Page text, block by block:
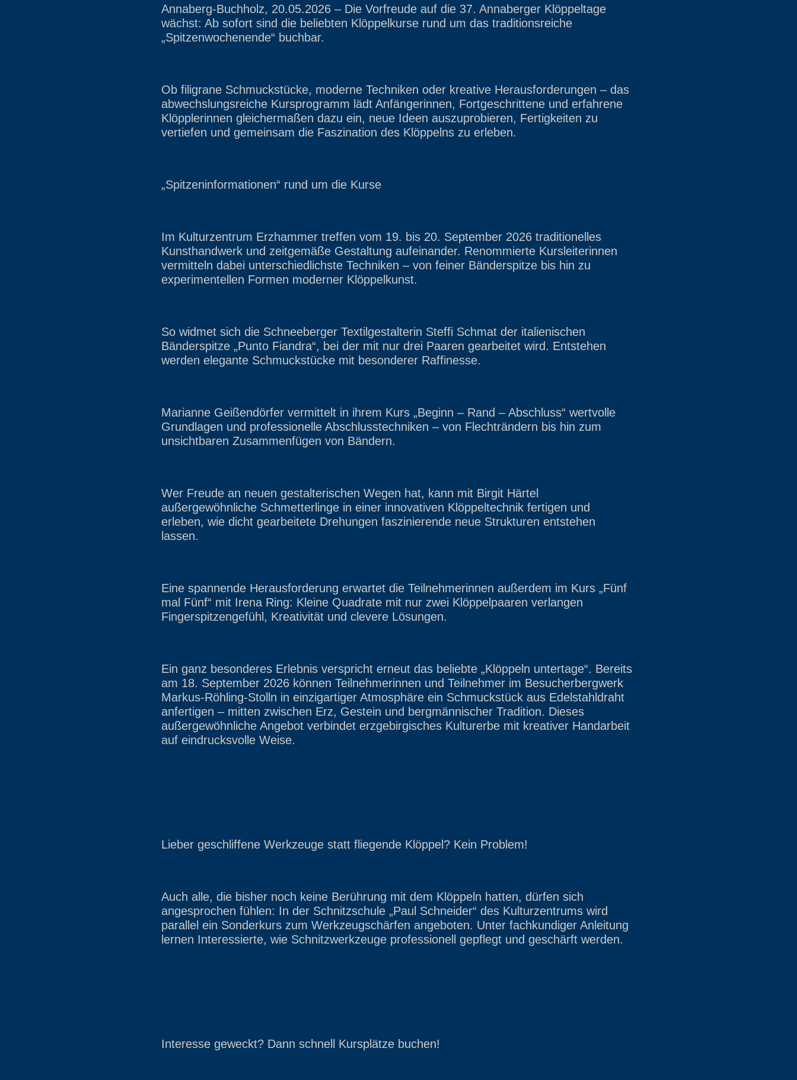
Annaberg-Buchholz, 20.05.2026 – Die Vorfreude auf die 37. Annaberger Klöppeltage
wächst: Ab sofort sind die beliebten Klöppelkurse rund um das traditionsreiche
„Spitzenwochenende“ buchbar.
Ob filigrane Schmuckstücke, moderne Techniken oder kreative Herausforderungen – das
abwechslungsreiche Kursprogramm lädt Anfängerinnen, Fortgeschrittene und erfahrene
Klöpplerinnen gleichermaßen dazu ein, neue Ideen auszuprobieren, Fertigkeiten zu
vertiefen und gemeinsam die Faszination des Klöppelns zu erleben.
„Spitzeninformationen“ rund um die Kurse
Im Kulturzentrum Erzhammer treffen vom 19. bis 20. September 2026 traditionelles
Kunsthandwerk und zeitgemäße Gestaltung aufeinander. Renommierte Kursleiterinnen
vermitteln dabei unterschiedlichste Techniken – von feiner Bänderspitze bis hin zu
experimentellen Formen moderner Klöppelkunst.
So widmet sich die Schneeberger Textilgestalterin Steffi Schmat der italienischen
Bänderspitze „Punto Fiandra“, bei der mit nur drei Paaren gearbeitet wird. Entstehen
werden elegante Schmuckstücke mit besonderer Raffinesse.
Marianne Geißendörfer vermittelt in ihrem Kurs „Beginn – Rand – Abschluss“ wertvolle
Grundlagen und professionelle Abschlusstechniken – von Flechträndern bis hin zum
unsichtbaren Zusammenfügen von Bändern.
Wer Freude an neuen gestalterischen Wegen hat, kann mit Birgit Härtel
außergewöhnliche Schmetterlinge in einer innovativen Klöppeltechnik fertigen und
erleben, wie dicht gearbeitete Drehungen faszinierende neue Strukturen entstehen
lassen.
Eine spannende Herausforderung erwartet die Teilnehmerinnen außerdem im Kurs „Fünf
mal Fünf“ mit Irena Ring: Kleine Quadrate mit nur zwei Klöppelpaaren verlangen
Fingerspitzengefühl, Kreativität und clevere Lösungen.
Ein ganz besonderes Erlebnis verspricht erneut das beliebte „Klöppeln untertage“. Bereits
am 18. September 2026 können Teilnehmerinnen und Teilnehmer im Besucherbergwerk
Markus-Röhling-Stolln in einzigartiger Atmosphäre ein Schmuckstück aus Edelstahldraht
anfertigen – mitten zwischen Erz, Gestein und bergmännischer Tradition. Dieses
außergewöhnliche Angebot verbindet erzgebirgisches Kulturerbe mit kreativer Handarbeit
auf eindrucksvolle Weise.
Lieber geschliffene Werkzeuge statt fliegende Klöppel? Kein Problem!
Auch alle, die bisher noch keine Berührung mit dem Klöppeln hatten, dürfen sich
angesprochen fühlen: In der Schnitzschule „Paul Schneider“ des Kulturzentrums wird
parallel ein Sonderkurs zum Werkzeugschärfen angeboten. Unter fachkundiger Anleitung
lernen Interessierte, wie Schnitzwerkzeuge professionell gepflegt und geschärft werden.
Interesse geweckt? Dann schnell Kursplätze buchen!